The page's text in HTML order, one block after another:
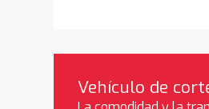
Vehículo de